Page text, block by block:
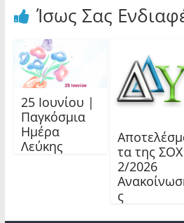
Ίσως Σας
25 Ιουνίου |
Παγκόσμια
Ημέρα
Λεύκης
τα της ΣΟΧ
2/2026
ς